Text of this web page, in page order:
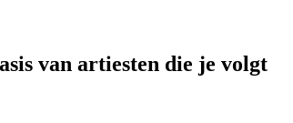
van artiesten die je volgt